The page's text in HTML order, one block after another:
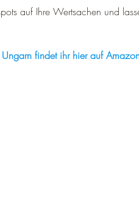
auf Ihre Wertsachen und
Ungarn findet ihr hier auf